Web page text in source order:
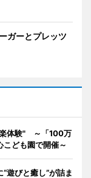
ガーとプレッツ
楽体験" ～「100万
こども園で開催～
遊びと癒し”が詰ま